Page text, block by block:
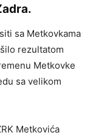
sa Metkovkama
rezultatom
Metkovke
sa velikom
Metkovića